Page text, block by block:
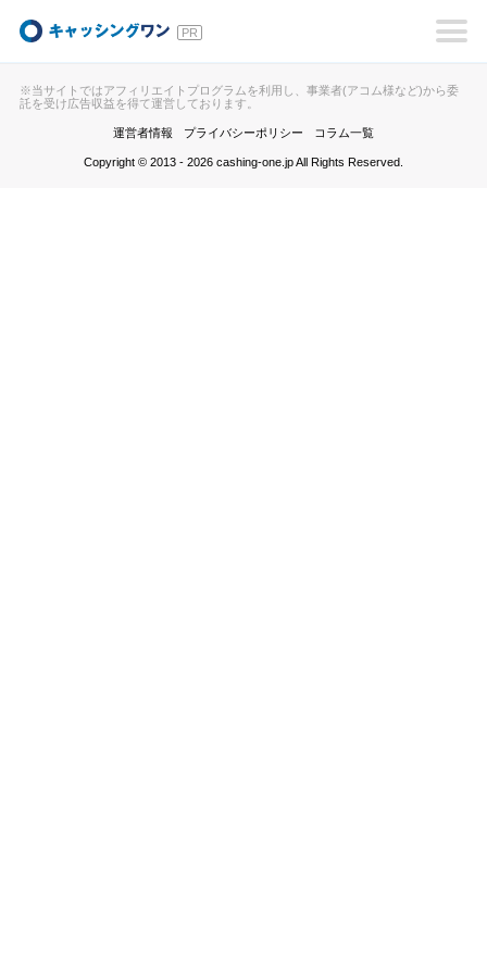
キャッシングワン
※当サイトではアフィリエイトプログラムを利用し、事業者(アコム様など)から委
託を受け広告収益を得て運営しております。
運営者情報 プライバシーポリシー コラム一覧
Copyright © 2013 - 2026 cashing-one.jp All Rights Reserved.